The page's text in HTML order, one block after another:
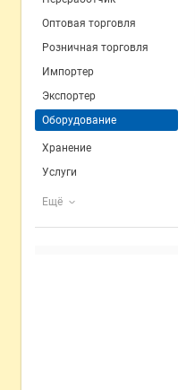
Оптовая торговля
Розничная торговля
Импортер
Экспортер
Оборудование
Хранение
Услуги
Ещё